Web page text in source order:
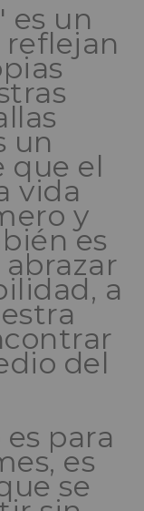
es un
reflejan
un
que el
vida
y
es
a
del
para
es
se